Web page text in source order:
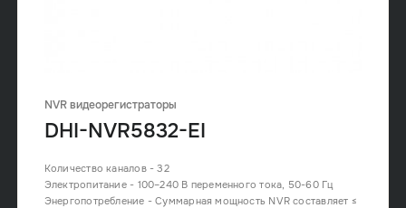
NVR видеорегистраторы
DHI-NVR5832-EI
Количество каналов - 32
Электропитание - 100–240 В переменного тока, 50-60 Гц
Энергопотребление - Суммарная мощность NVR составляет ≤